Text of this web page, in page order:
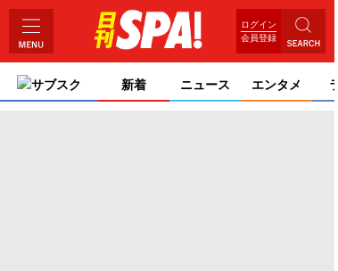
ログイン
会員登録
サブスク 新着 ニュース エンタメ